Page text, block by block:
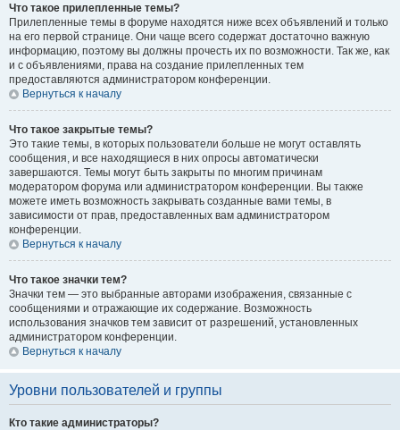
Что такое прилепленные темы?
Прилепленные темы в форуме находятся ниже всех объявлений и только
на его первой странице. Они чаще всего содержат достаточно важную
информацию, поэтому вы должны прочесть их по возможности. Так же, как
и с объявлениями, права на создание прилепленных тем
предоставляются администратором конференции.
Вернуться к началу
Что такое закрытые темы?
Это такие темы, в которых пользователи больше не могут оставлять
сообщения, и все находящиеся в них опросы автоматически
завершаются. Темы могут быть закрыты по многим причинам
модератором форума или администратором конференции. Вы также
можете иметь возможность закрывать созданные вами темы, в
зависимости от прав, предоставленных вам администратором
конференции.
Вернуться к началу
Что такое значки тем?
Значки тем — это выбранные авторами изображения, связанные с
сообщениями и отражающие их содержание. Возможность
использования значков тем зависит от разрешений, установленных
администратором конференции.
Вернуться к началу
Уровни пользователей и группы
Кто такие администраторы?